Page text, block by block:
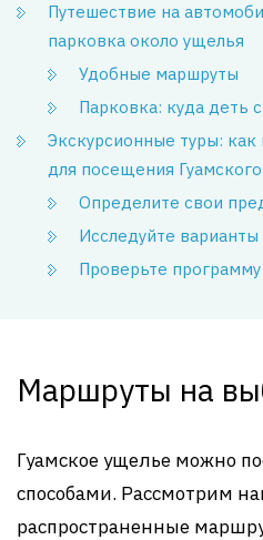
Путешествие на
парковка около ущелья
Удобные маршруты
Парковка: куда деть
Экскурсионные туры:
для посещения
Определите свои
Исследуйте варианты
Проверьте программу
Маршруты на
Гуамское ущелье можно
способами. Рассмотрим
распространенные